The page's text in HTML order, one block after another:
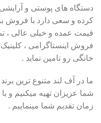
کرده و سعی دارد با فروش
قیمت عمده و خیلی عالی ،
فروش اینستاگرامی ،
خانگی رو تامین نماید .
ما در آف لند متنوع ترین
شما عزیزان تهیه میکنیم و
زمان تقدیم شما مینماییم .